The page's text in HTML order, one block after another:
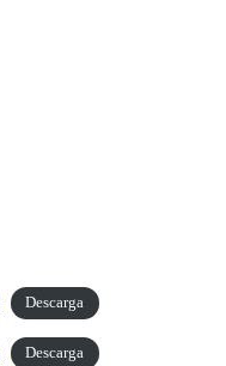
Descarga
Descarga